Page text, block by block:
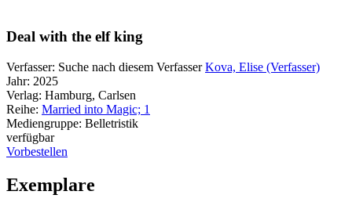
Deal with the elf king
Verfasser: Suche nach diesem Verfasser Kova, Elise (Verfasser)
Jahr: 2025
Verlag: Hamburg, Carlsen
Reihe: Married into Magic; 1
Mediengruppe: Belletristik
verfügbar
Vorbestellen
Exemplare